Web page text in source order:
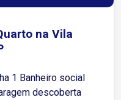
na Vila
1 Banheiro social
descoberta